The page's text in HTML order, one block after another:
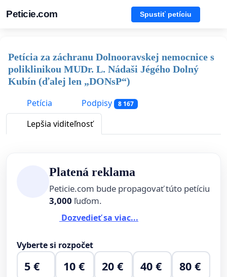
Peticie.com Spustiť petíciu
Petícia za záchranu Dolnooravskej nemocnice s
poliklinikou MUDr. L. Nádaši Jégého Dolný
Kubín (ďalej len „DONsP“)
Petícia
Podpisy 8 167
Lepšia viditeľnosť
Platená reklama
Peticie.com bude propagovať túto petíciu
3,000 ľuďom.
Dozvedieť sa viac...
Vyberte si rozpočet
5 € 10 € 20 € 40 € 80 €